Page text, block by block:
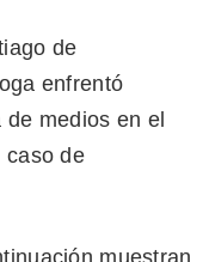
de
enfrentó
medios en el
caso de